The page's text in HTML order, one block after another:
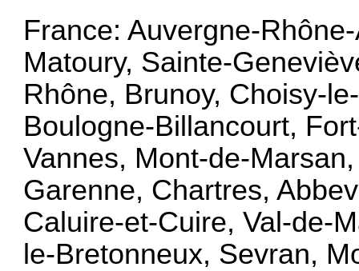
France: Auvergne-
Matoury, Sainte-
Rhône, Brunoy, Choisy-
Boulogne-Billancourt,
Vannes, Mont-de-
Garenne, Chartres,
Caluire-et-Cuire, Val-de-
le-Bretonneux, Sevran,